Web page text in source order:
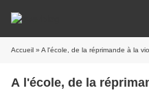
Accueil » A l'école, de la réprimande à la
A l'école, de la